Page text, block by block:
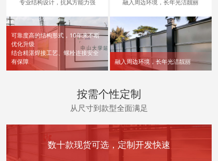
专业结构设计，抗风方能力强
可靠度高的结构形式，10年来不断
优化升级
结合精湛焊接工艺、螺栓连接安全
有保障
融入周边环境，长年光洁靓丽
融入周边环境，长年光洁靓丽
按需个性定制
从尺寸到款型全面满足
数十款现货可选，定制开发快速